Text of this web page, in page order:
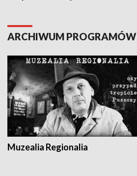
ARCHIWUM PROGRAMÓW
Muzealia Regionalia